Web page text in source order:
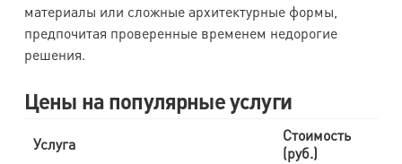
материалы или сложные архитектурные формы,
предпочитая проверенные временем недорогие
решения.
Цены на популярные услуги
Услуга
Стоимость
(руб.)